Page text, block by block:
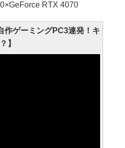
RTX 4070
作ゲーミングPC3連発！キ
】